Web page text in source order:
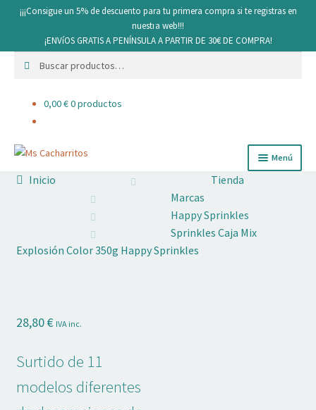
¡¡¡Consigue un 5% de descuento para tu primera compra si te registras en
nuestra web!!!
¡ENVíOS GRATIS A PENÍNSULA A PARTIR DE 30€ DE COMPRA!
Buscar
0,00€0 productos
Ir
la
Ir
contenido
Menú
Cacharritos y Utensilios
Ingredientes
Adornos No Comestibles
Kits
Inicio
Tienda
Marcas
Happy Sprinkles
Sprinkles Caja Mix
Explosión Color 350g Happy Sprinkles
28,80€ IVA inc.
Surtido de 11
modelos diferentes